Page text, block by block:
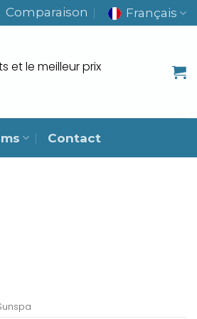
Comparaison Français
service propres
et le meilleur prix
être depuis 2005
clients satisfaits
Contact